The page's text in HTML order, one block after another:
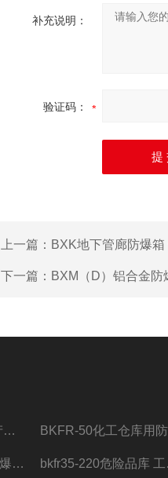
补充说明：
验证码：
上一篇： BXK地下管廊防爆
下一篇： BXM（D）铝合金防
BKFR供应危化品生产车间1.5匹2匹3匹5匹防爆空调
BXMDIIC级 铝合金防爆照明动力配电箱 加工定做